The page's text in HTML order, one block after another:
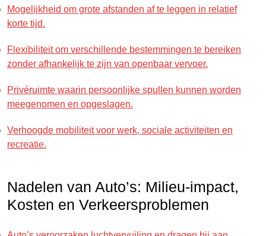
Mogelijkheid om grote afstanden af te leggen in relatief
korte tijd.
Flexibiliteit om verschillende bestemmingen te bereiken
zonder afhankelijk te zijn van openbaar vervoer.
Privéruimte waarin persoonlijke spullen kunnen worden
meegenomen en opgeslagen.
Verhoogde mobiliteit voor werk, sociale activiteiten en
recreatie.
Nadelen van Auto’s: Milieu-impact,
Kosten en Verkeersproblemen